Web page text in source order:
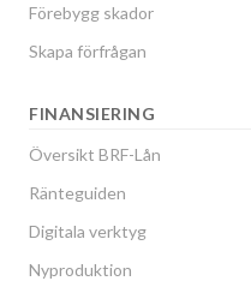
Förebygg skador
Skapa förfrågan
FINANSIERING
Översikt BRF-Lån
Ränteguiden
Digitala verktyg
Nyproduktion